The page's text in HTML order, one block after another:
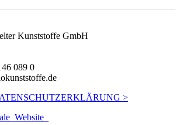
Kunststoffe GmbH
089 0
>